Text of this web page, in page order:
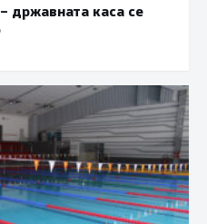
државната каса се